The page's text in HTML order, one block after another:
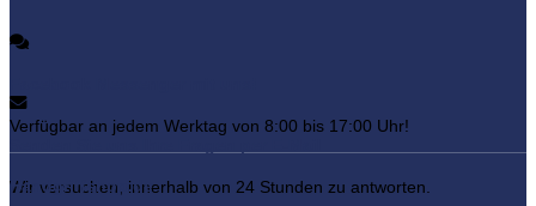
Verfügbar an jedem Werktag von 8:00 bis 17:00 Uhr!
Wir versuchen, innerhalb von 24 Stunden zu antworten.
Handgriffshop.de